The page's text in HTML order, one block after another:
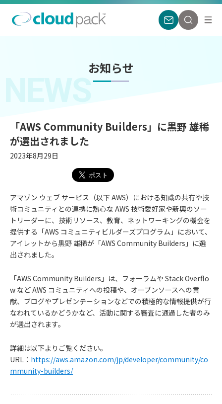
お知らせ
NEWS
「AWS Community Builders」に黒野 雄稀
が選出されました
2023年8月29日
アマゾン ウェブ サービス（以下 AWS）における知識の共有や技
術コミュニティとの連携に熱心な AWS 技術愛好家や新興のソー
トリーダーに、技術リソース、教育、ネットワーキングの機会を
提供する「AWS コミュニティビルダーズプログラム」において、
アイレットから黒野 雄稀が「AWS Community Builders」に選
出されました。
「AWS Community Builders」は、フォーラムや Stack Overflo
w など AWS コミュニティへの投稿や、オープンソースへの貢
献、ブログやプレゼンテーションなどでの積極的な情報提供が行
なわれているかどうかなど、活動に関する審査に通過した者のみ
が選出されます。
詳細は以下よりご覧ください。
URL： https://aws.amazon.com/jp/developer/community/co
mmunity-builders/
せ